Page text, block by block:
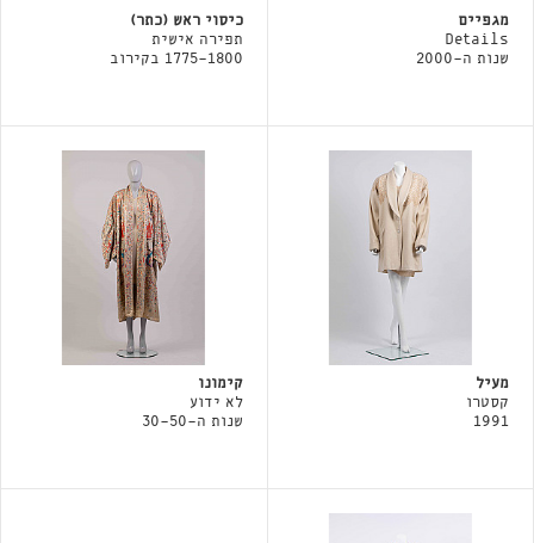
מגפיים
Details
שנות ה-2000
כיסוי ראש (כתר)
תפירה אישית
1775-1800 בקירוב
מעיל
קסטרו
1991
קימונו
לא ידוע
שנות ה-30-50